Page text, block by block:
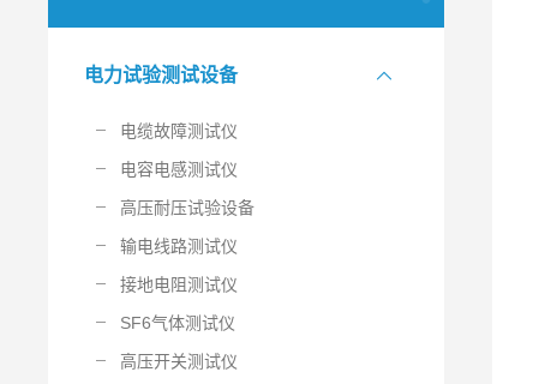
电力试验测试设备
电缆故障测试仪
电容电感测试仪
高压耐压试验设备
输电线路测试仪
接地电阻测试仪
SF6气体测试仪
高压开关测试仪